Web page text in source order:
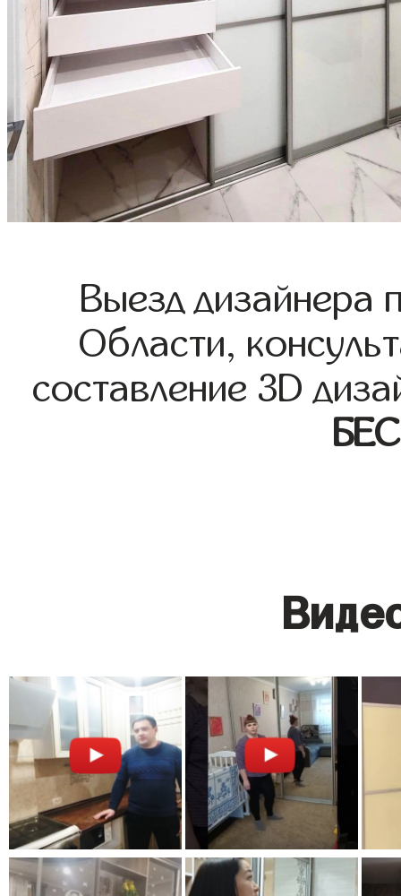
Выезд дизайнера
Области,
составление 3D